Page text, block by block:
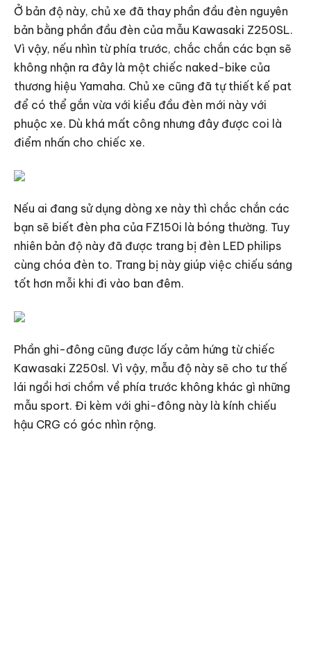
Ở bản độ này, chủ xe đã thay phần đầu đèn nguyên
bản bằng phần đầu đèn của mẫu Kawasaki Z250SL.
Vì vậy, nếu nhìn từ phía trước, chắc chắn các bạn sẽ
không nhận ra đây là một chiếc naked-bike của
thương hiệu Yamaha. Chủ xe cũng đã tự thiết kế pat
để có thể gắn vừa với kiểu đầu đèn mới này với
phuộc xe. Dù khá mất công nhưng đây được coi là
điểm nhấn cho chiếc xe.
Nếu ai đang sử dụng dòng xe này thì chắc chắn các
bạn sẽ biết đèn pha của FZ150i là bóng thường. Tuy
nhiên bản độ này đã được trang bị đèn LED philips
cùng chóa đèn to. Trang bị này giúp việc chiếu sáng
tốt hơn mỗi khi đi vào ban đêm.
Phần ghi-đông cũng được lấy cảm hứng từ chiếc
Kawasaki Z250sl. Vì vậy, mẫu độ này sẽ cho tư thế
lái ngồi hơi chồm về phía trước không khác gì những
mẫu sport. Đi kèm với ghi-đông này là kính chiếu
hậu CRG có góc nhìn rộng.